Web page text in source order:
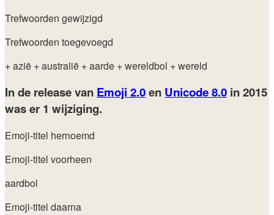
Trefwoorden gewijzigd
Trefwoorden toegevoegd
+ azië + australië + aarde + wereldbol + wereld
In de release van Emoji 2.0en Unicode 8.0 in 2015
was er 1 wijziging.
Emoji-titel hernoemd
Emoji-titel voorheen
aardbol
Emoji-titel daarna